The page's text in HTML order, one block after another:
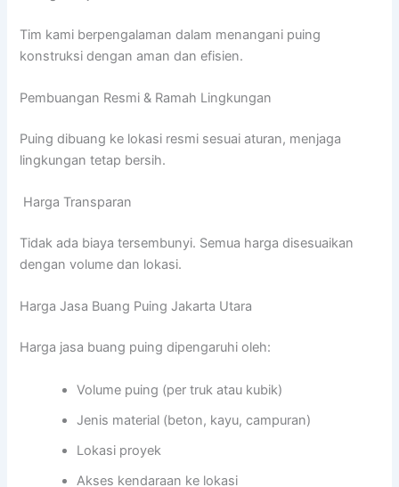
Tim kami berpengalaman dalam menangani puing
konstruksi dengan aman dan efisien.
Pembuangan Resmi & Ramah Lingkungan
Puing dibuang ke lokasi resmi sesuai aturan, menjaga
lingkungan tetap bersih.
Harga Transparan
Tidak ada biaya tersembunyi. Semua harga disesuaikan
dengan volume dan lokasi.
Harga Jasa Buang Puing Jakarta Utara
Harga jasa buang puing dipengaruhi oleh:
Volume puing (per truk atau kubik)
Jenis material (beton, kayu, campuran)
Lokasi proyek
Akses kendaraan ke lokasi